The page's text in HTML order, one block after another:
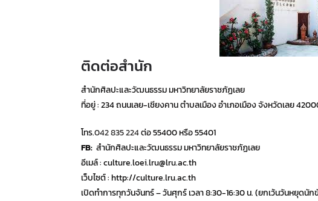
ติดต่อสำนัก
สำนักศิลปะและวัฒนธรรม มหาวิทยาลัยราชภัฏเลย
ที่อยู่ : 234 ถนนเลย-เชียงคาน ตำบลเมือง อำเภอเมือง จังหวัดเลย
โทร.042 835 224ต่อ 55400 หรือ 55401
FB: สำนักศิลปะและวัฒนธรรม มหาวิทยาลัยราชภัฏเลย
อีเมล์ : culture.loei.lru@lru.ac.th
เว็บไซต์ : http://culture.lru.ac.th
เปิดทำการทุกวันจันทร์ – วันศุกร์ เวลา 8:30-16:30 น. (ยกเว้นวันหยุดนั